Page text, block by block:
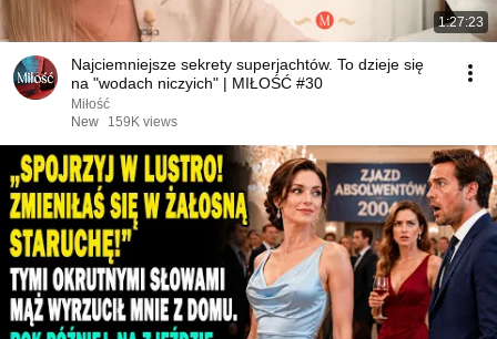
1:27:23
Najciemniejsze sekrety superjachtów. To dzieje się
na "wodach niczyich" | MIŁOŚĆ #30
Miłość
New
159K views